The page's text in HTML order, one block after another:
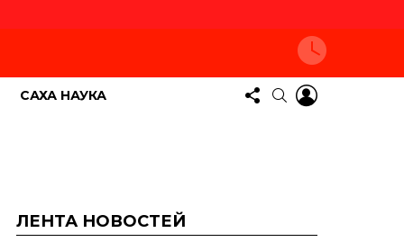
САХА НАУКА
СЛЕДУЙТЕ
ПОИСК
ЛЕНТА НОВОСТЕЙ